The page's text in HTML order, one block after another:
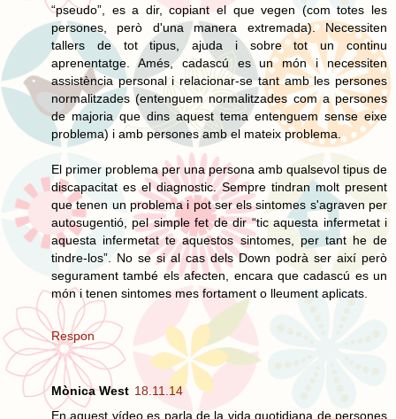
“pseudo”, es a dir, copiant el que vegen (com totes les
persones, però d'una manera extremada). Necessiten
tallers de tot tipus, ajuda i sobre tot un continu
aprenentatge. Amés, cadascú es un món i necessiten
assistència personal i relacionar-se tant amb les persones
normalitzades (entenguem normalitzades com a persones
de majoria que dins aquest tema entenguem sense eixe
problema) i amb persones amb el mateix problema.
El primer problema per una persona amb qualsevol tipus de
discapacitat es el diagnostic. Sempre tindran molt present
que tenen un problema i pot ser els sintomes s'agraven per
autosugentió, pel simple fet de dir “tic aquesta infermetat i
aquesta infermetat te aquestos sintomes, per tant he de
tindre-los”. No se si al cas dels Down podrà ser així però
segurament també els afecten, encara que cadascú es un
món i tenen sintomes mes fortament o lleument aplicats.
Respon
Mònica West 18.11.14
En aquest vídeo es parla de la vida quotidiana de persones